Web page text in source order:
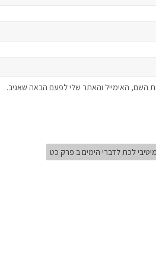
השם, האימייל והאתר שלי לפעם הבאה שאגיב.
לכת לדברי הימים ב פרק כט